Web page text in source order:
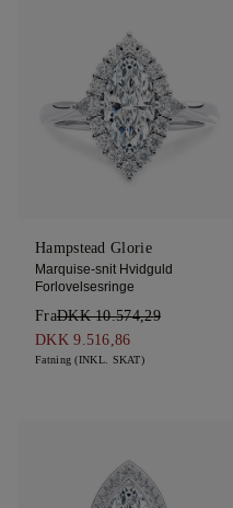
Hampstead Glorie
Marquise-snit Hvidguld
Forlovelsesringe
FraDKK 10.574,29
DKK 9.516,86
Fatning (INKL. SKAT)